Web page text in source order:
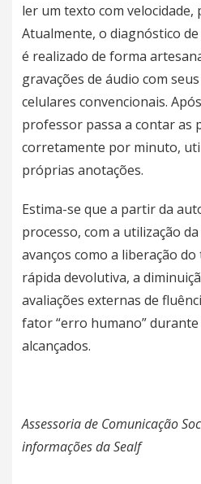
ler um texto com velocidade,
Atualmente, o diagnóstico
é realizado de forma
gravações de áudio com
celulares convencionais.
professor passa a contar as
corretamente por minuto,
próprias anotações.
Estima-se que a partir da
processo, com a utilização
avanços como a liberação
rápida devolutiva, a
avaliações externas de
fator “erro humano” durante
alcançados.
Assessoria de Comunicação
informações da Sealf